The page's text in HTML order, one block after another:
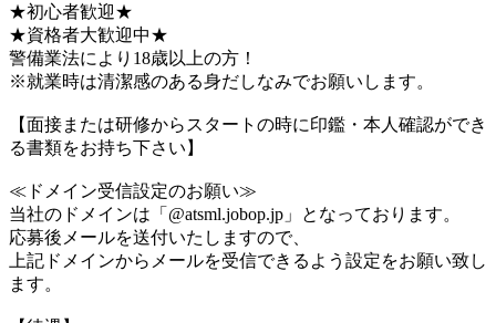
★初心者歓迎★
★資格者大歓迎中★
警備業法により18歳以上の方！
※就業時は清潔感のある身だしなみでお願いします。
【面接または研修からスタートの時に印鑑・本人確認ができ
る書類をお持ち下さい】
≪ドメイン受信設定のお願い≫
当社のドメインは「@atsml.jobop.jp」となっております。
応募後メールを送付いたしますので、
上記ドメインからメールを受信できるよう設定をお願い致し
ます。